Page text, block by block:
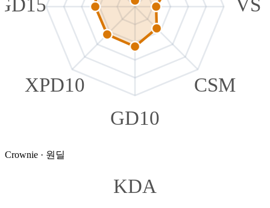
VS
CSM
GD10
XPD10
Crownie · 원딜
KDA